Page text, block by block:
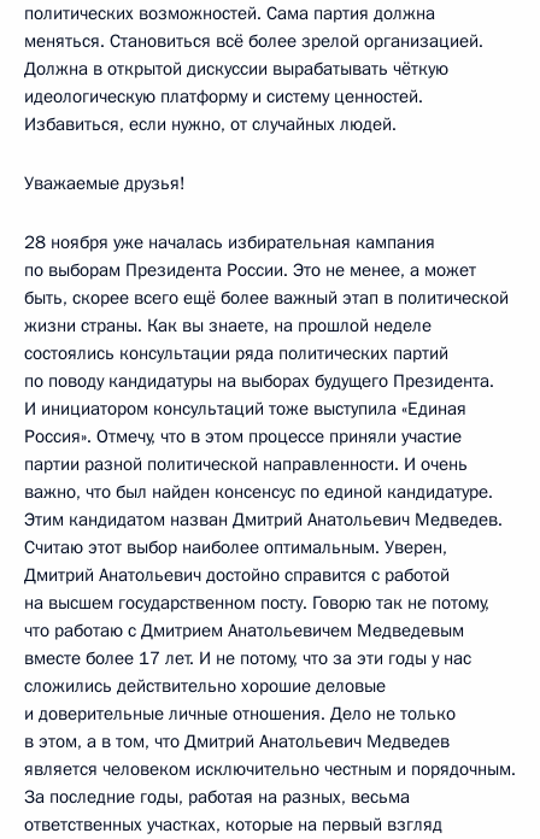
политических возможностей. Сама партия должна
меняться. Становиться всё более зрелой организацией.
Должна в открытой дискуссии вырабатывать чёткую
идеологическую платформу и систему ценностей.
Избавиться, если нужно, от случайных людей.
Уважаемые друзья!
28 ноября уже началась избирательная кампания
по выборам Президента России. Это не менее, а может
быть, скорее всего ещё более важный этап в политической
жизни страны. Как вы знаете, на прошлой неделе
состоялись консультации ряда политических партий
по поводу кандидатуры на выборах будущего Президента.
И инициатором консультаций тоже выступила «Единая
Россия». Отмечу, что в этом процессе приняли участие
партии разной политической направленности. И очень
важно, что был найден консенсус по единой кандидатуре.
Этим кандидатом назван Дмитрий Анатольевич Медведев.
Считаю этот выбор наиболее оптимальным. Уверен,
Дмитрий Анатольевич достойно справится с работой
на высшем государственном посту. Говорю так не потому,
что работаю с Дмитрием Анатольевичем Медведевым
вместе более 17 лет. И не потому, что за эти годы у нас
сложились действительно хорошие деловые
и доверительные личные отношения. Дело не только
в этом, а в том, что Дмитрий Анатольевич Медведев
является человеком исключительно честным и порядочным.
За последние годы, работая на разных, весьма
ответственных участках, которые на первый взгляд